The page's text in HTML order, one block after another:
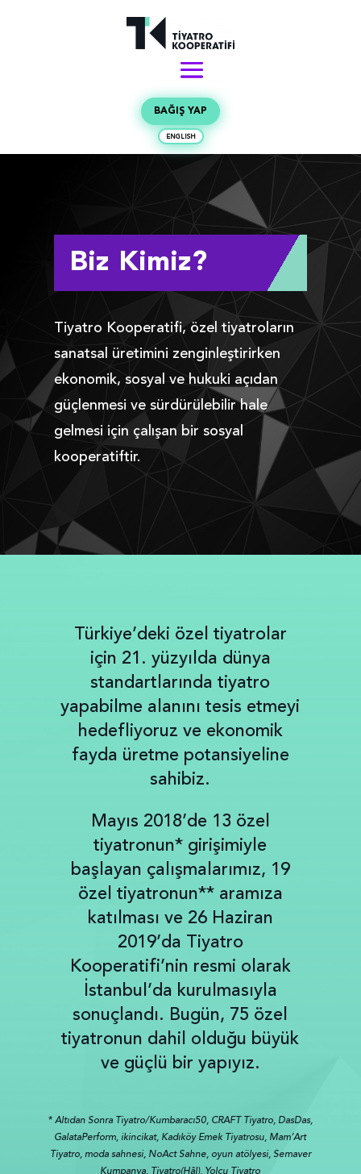
BAĞIŞ YAP
ENGLISH
Biz Kimiz?
Tiyatro Kooperatifi, özel tiyatroların
sanatsal üretimini zenginleştirirken
ekonomik, sosyal ve hukuki açıdan
güçlenmesi ve sürdürülebilir hale
gelmesi için çalışan bir sosyal
kooperatiftir.
Türkiye’deki özel tiyatrolar
için 21. yüzyılda dünya
standartlarında tiyatro
yapabilme alanını tesis etmeyi
hedefliyoruz ve ekonomik
fayda üretme potansiyeline
sahibiz.
Mayıs 2018’de 13 özel
tiyatronun* girişimiyle
başlayan çalışmalarımız, 19
özel tiyatronun** aramıza
katılması ve 26 Haziran
2019’da Tiyatro
Kooperatifi’nin resmi olarak
İstanbul’da kurulmasıyla
sonuçlandı. Bugün, 75 özel
tiyatronun dahil olduğu büyük
ve güçlü bir yapıyız.
* Altıdan Sonra Tiyatro/Kumbaracı50, CRAFT Tiyatro, DasDas,
GalataPerform, ikincikat, Kadıköy Emek Tiyatrosu, Mam’Art
Tiyatro, moda sahnesi, NoAct Sahne, oyun atölyesi, Semaver
Kumpanya, Tiyatro(Hâl), Yolcu Tiyatro